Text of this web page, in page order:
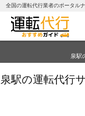
泉駅
泉駅の運転代行